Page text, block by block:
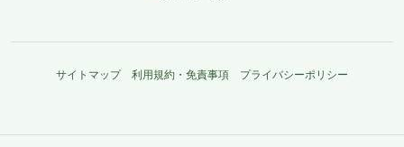
サイトマップ 利用規約・免責事項 プライバシーポリシー